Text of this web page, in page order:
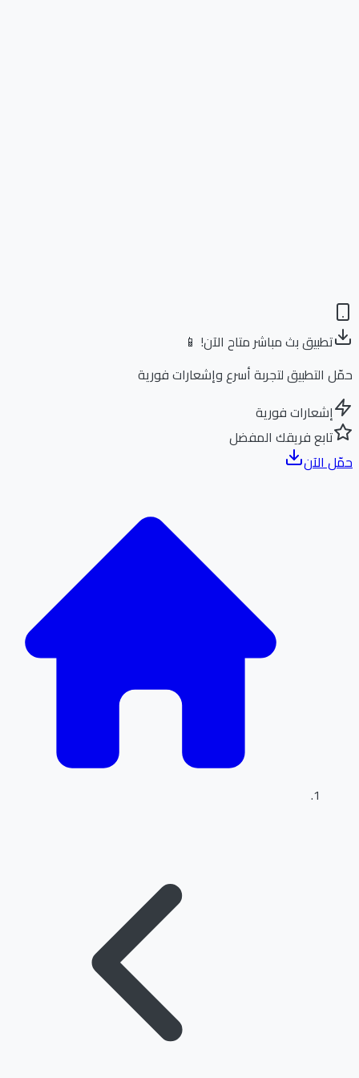
تطبيق بث مباشر متاح الآن! 📱
التطبيق لتجربة أسرع وإشعارات فورية
إشعارات فورية
تابع فريقك المفضل
الآن